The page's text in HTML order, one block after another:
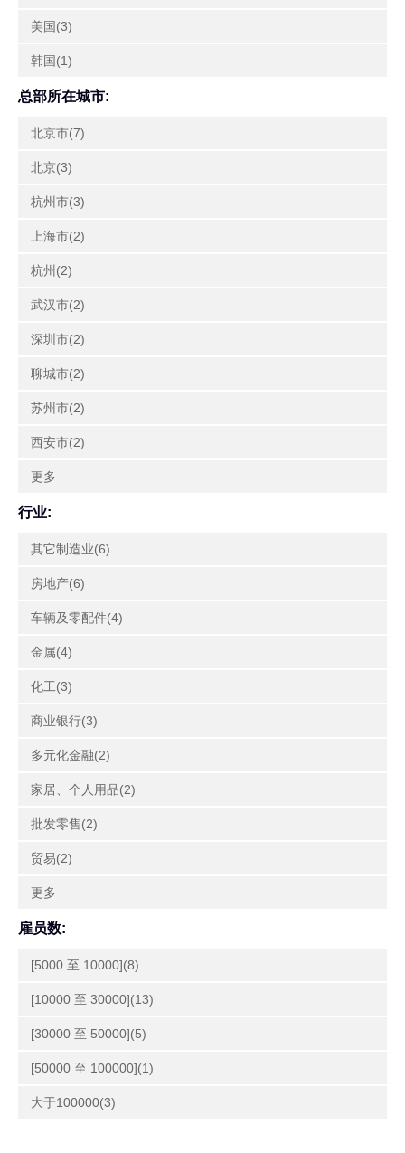
美国(3)
韩国(1)
总部所在城市:
北京市(7)
北京(3)
杭州市(3)
上海市(2)
杭州(2)
武汉市(2)
深圳市(2)
聊城市(2)
苏州市(2)
西安市(2)
更多
行业:
其它制造业(6)
房地产(6)
车辆及零配件(4)
金属(4)
化工(3)
商业银行(3)
多元化金融(2)
家居、个人用品(2)
批发零售(2)
贸易(2)
更多
雇员数:
[5000 至 10000](8)
[10000 至 30000](13)
[30000 至 50000](5)
[50000 至 100000](1)
大于100000(3)